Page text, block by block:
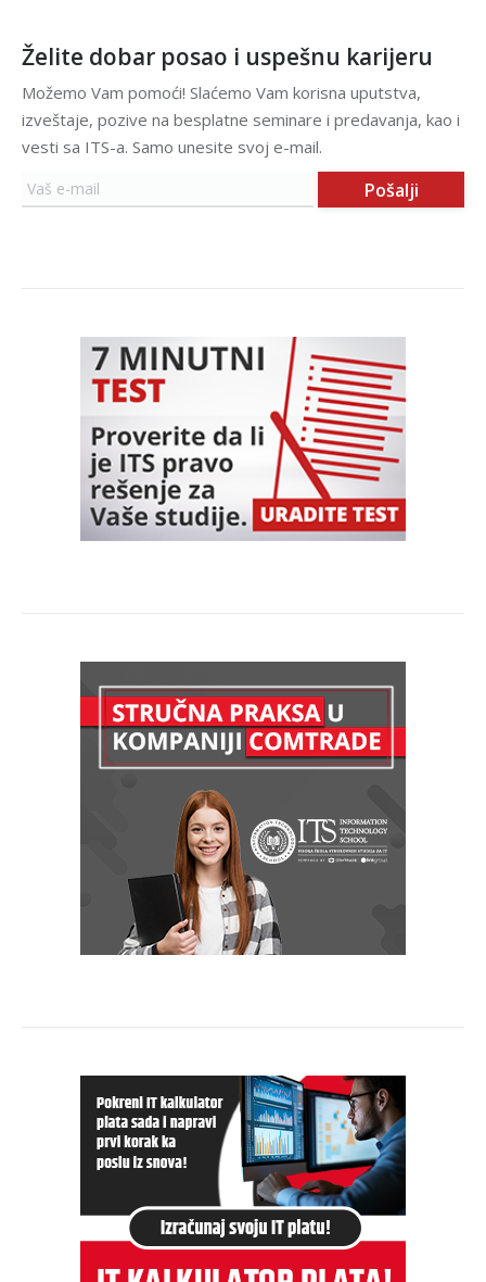
Želite dobar posao i uspešnu karijeru
Možemo Vam pomoći! Slaćemo Vam korisna uputstva,
izveštaje, pozive na besplatne seminare i predavanja, kao i
vesti sa ITS-a. Samo unesite svoj e-mail.